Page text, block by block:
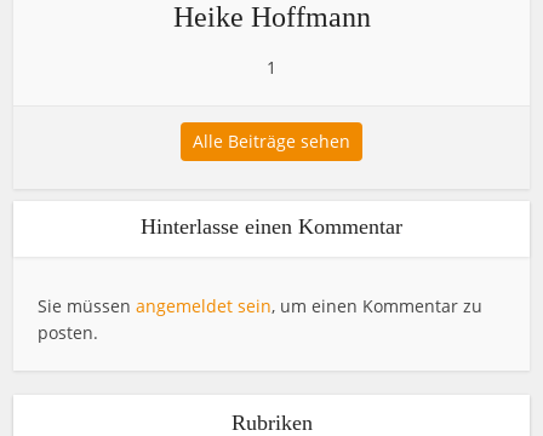
Heike Hoffmann
1
Alle Beiträge sehen
Hinterlasse einen Kommentar
Sie müssenangemeldet sein, um einen Kommentar zu
posten.
Rubriken